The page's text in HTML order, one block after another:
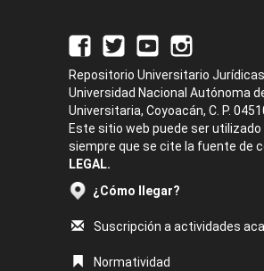
Repositorio Universitario Jurídicas
Universidad Nacional Autónoma
Universitaria, Coyoacán, C. P.
Este sitio web puede ser
siempre que se cite la fuente de
LEGAL.
¿Cómo llegar?
Suscripción a actividades
Normatividad